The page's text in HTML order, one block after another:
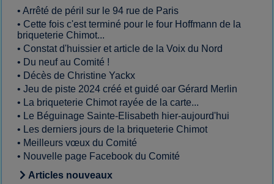
• Arrêté de péril sur le 94 rue de Paris
• Cette fois c'est terminé pour le four Hoffmann de la
briqueterie Chimot...
• Constat d'huissier et article de la Voix du Nord
• Du neuf au Comité !
• Décès de Christine Yackx
• Jeu de piste 2024 créé et guidé oar Gérard Merlin
• La briqueterie Chimot rayée de la carte...
• Le Béguinage Sainte-Elisabeth hier-aujourd'hui
• Les derniers jours de la briqueterie Chimot
• Meilleurs vœux du Comité
• Nouvelle page Facebook du Comité
Articles nouveaux